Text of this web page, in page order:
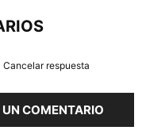
Cancelar respuesta
COMENTARIO